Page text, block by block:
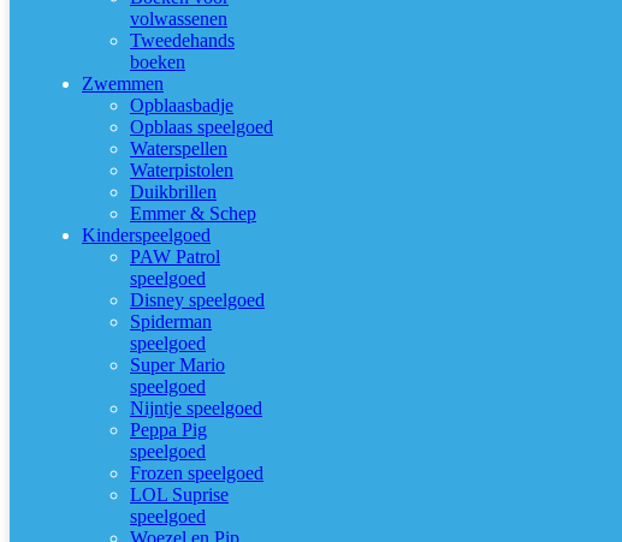
volwassenen
Tweedehands
boeken
Zwemmen
Opblaasbadje
Opblaas speelgoed
Waterspellen
Waterpistolen
Duikbrillen
Emmer & Schep
Kinderspeelgoed
PAW Patrol
speelgoed
Disney speelgoed
Spiderman
speelgoed
Super Mario
speelgoed
Nijntje speelgoed
Peppa Pig
speelgoed
Frozen speelgoed
LOL Suprise
speelgoed
Woezel en Pip